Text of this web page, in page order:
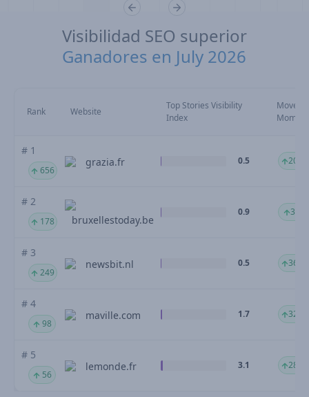
Visibilidad SEO superior
Ganadores en July 2026
Rank Website
Top Stories Visibility
Index
Mom
# 1
656
grazia.fr 0.5
# 2
178 bruxellestoday.be
0.9
# 3
249
newsbit.nl 0.5
# 4
98
maville.com 1.7
# 5
56
lemonde.fr 3.1